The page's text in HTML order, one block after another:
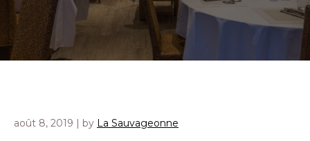
août 8, 2019 | by La Sauvageonne